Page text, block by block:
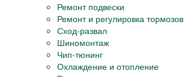
Ремонт подвески
Ремонт и регулировка тормозов
Сход-развал
Шиномонтаж
Чип-тюнинг
Охлаждение и отопление